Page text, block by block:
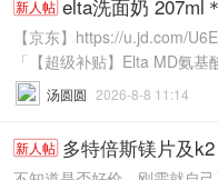
新人帖 elta洗面奶 207ml
【京东】https://u.jd.com/
「【超级补贴】Elta MD氨
汤圆圆 2026-8-8 11:14
新人帖 多特倍斯镁片及k2